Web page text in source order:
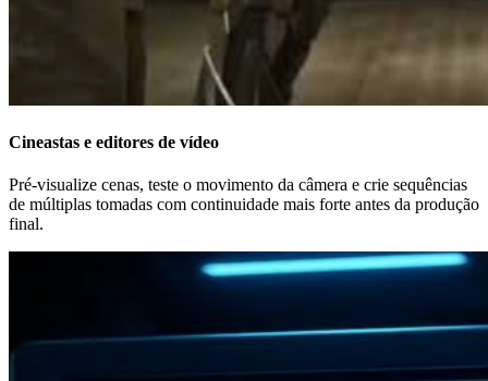
Cineastas e editores de vídeo
Pré-visualize cenas, teste o movimento da câmera e crie sequências
de múltiplas tomadas com continuidade mais forte antes da produção
final.